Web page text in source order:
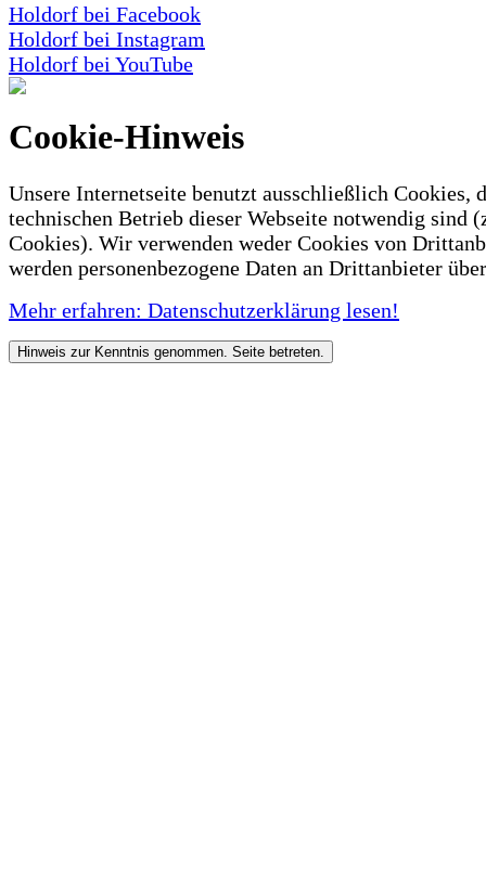
Holdorf bei Facebook
Holdorf bei Instagram
Holdorf bei YouTube
Cookie-Hinweis
Unsere Internetseite benutzt ausschließlich Cookies,
technischen Betrieb dieser Webseite notwendig sind
Cookies). Wir verwenden weder Cookies von
werden personenbezogene Daten an Drittanbieter
Mehr erfahren: Datenschutzerklärung lesen!
Hinweis zur Kenntnis genommen. Seite betreten.